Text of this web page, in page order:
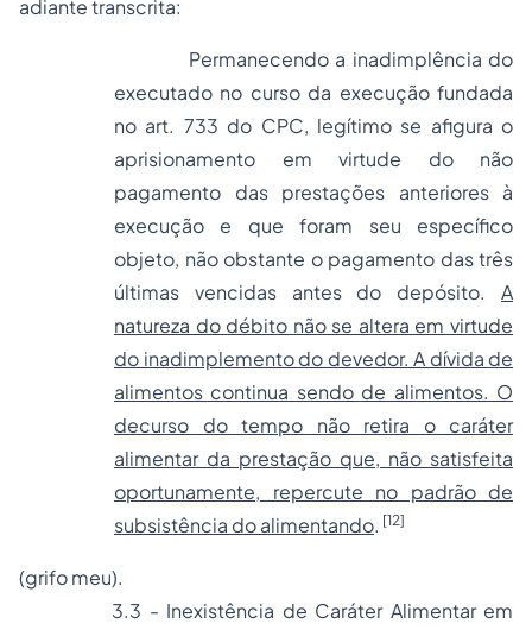
adiante transcrita:
Permanecendo a inadimplência do
executado no curso da execução fundada
no art. 733 do CPC, legítimo se afigura o
aprisionamento em virtude do não
pagamento das prestações anteriores à
execução e que foram seu específico
objeto, não obstante o pagamento das três
últimas vencidas antes do depósito. A
natureza do débito não se altera em virtude
do inadimplemento do devedor. A dívida de
alimentos continua sendo de alimentos. O
decurso do tempo não retira o caráter
alimentar da prestação que, não satisfeita
oportunamente, repercute no padrão de
subsistência do alimentando. [12]
(grifo meu).
3.3 - Inexistência de Caráter Alimentar em